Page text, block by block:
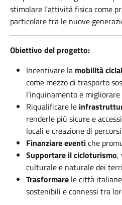
stimolare l'attività fisica come
particolare tra le nuove
Obiettivo del progetto:
Incentivare la mobilità
come mezzo di trasporto
l’inquinamento e
Riqualificare le
renderle più sicure e
locali e creazione di
Finanziare eventiche
Supportare il cicloturismo,
culturale e naturale dei
Trasformare le città
sostenibili e connessi tra